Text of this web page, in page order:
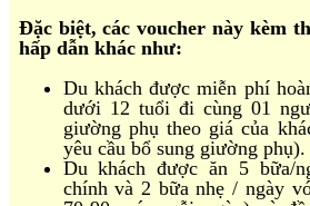
Đặc biệt, các voucher này kèm
hấp dẫn khác như:
Du khách được miễn phí
dưới 12 tuổi đi cùng 01
giường phụ theo giá của
yêu cầu bổ sung giường phụ).
Du khách được ăn 5 bữa/
chính và 2 bữa nhẹ / ngày